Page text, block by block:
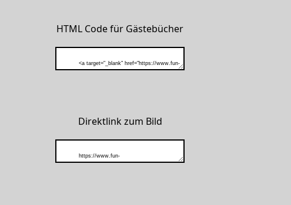
HTML Code für Gästebücher
Direktlink zum Bild